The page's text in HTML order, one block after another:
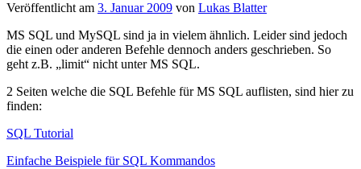
Veröffentlicht am 3. Januar 2009 von Lukas Blatter
MS SQL und MySQL sind ja in vielem ähnlich. Leider sind jedoch
die einen oder anderen Befehle dennoch anders geschrieben. So
geht z.B. „limit“ nicht unter MS SQL.
2 Seiten welche die SQL Befehle für MS SQL auflisten, sind hier zu
finden:
SQL Tutorial
Einfache Beispiele für SQL Kommandos